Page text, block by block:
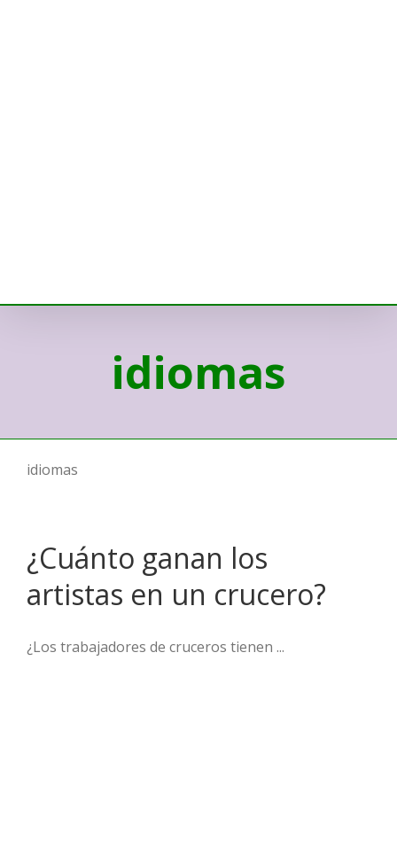
idiomas
idiomas
¿Cuánto ganan los
artistas en un crucero?
¿Los trabajadores de cruceros tienen ...